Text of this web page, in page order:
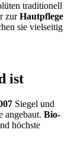
traditionell
zurHautpflege
sie vielseitig
ist
Siegel und
angebaut. Bio-
höchste